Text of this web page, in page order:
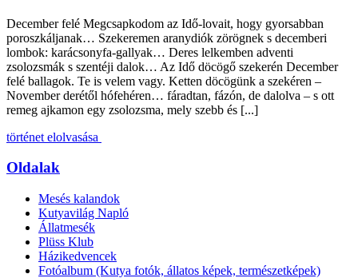
December felé Megcsapkodom az Idő-lovait, hogy gyorsabban
poroszkáljanak… Szekeremen aranydiók zörögnek s decemberi
lombok: karácsonyfa-gallyak… Deres lelkemben adventi
zsolozsmák s szentéji dalok… Az Idő döcögő szekerén December
felé ballagok. Te is velem vagy. Ketten döcögünk a szekéren –
November derétől hófehéren… fáradtan, fázón, de dalolva – s ott
remeg ajkamon egy zsolozsma, mely szebb és [...]
történet elolvasása
Oldalak
Mesés kalandok
Kutyavilág Napló
Állatmesék
Plüss Klub
Házikedvencek
Fotóalbum (Kutya fotók, állatos képek, természetképek)